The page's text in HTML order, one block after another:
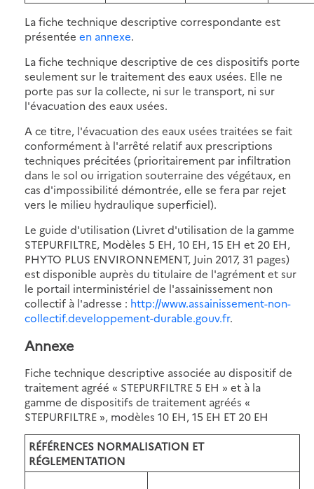
La fiche technique descriptive correspondante est
présentée en annexe.
La fiche technique descriptive de ces dispositifs porte
seulement sur le traitement des eaux usées. Elle ne
porte pas sur la collecte, ni sur le transport, ni sur
l'évacuation des eaux usées.
A ce titre, l'évacuation des eaux usées traitées se fait
conformément à l'arrêté relatif aux prescriptions
techniques précitées (prioritairement par infiltration
dans le sol ou irrigation souterraine des végétaux, en
cas d'impossibilité démontrée, elle se fera par rejet
vers le milieu hydraulique superficiel).
Le guide d'utilisation (Livret d'utilisation de la gamme
STEPURFILTRE, Modèles 5 EH, 10 EH, 15 EH et 20 EH,
PHYTO PLUS ENVIRONNEMENT, Juin 2017, 31 pages)
est disponible auprès du titulaire de l'agrément et sur
le portail interministériel de l'assainissement non
collectif à l'adresse : http://www.assainissement-non-
collectif.developpement-durable.gouv.fr.
Annexe
Fiche technique descriptive associée au dispositif de
traitement agréé « STEPURFILTRE 5 EH » et à la
gamme de dispositifs de traitement agréés «
STEPURFILTRE », modèles 10 EH, 15 EH ET 20 EH
RÉFÉRENCES NORMALISATION ET
RÉGLEMENTATION